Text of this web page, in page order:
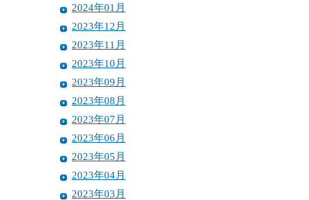
2024年01月
2023年12月
2023年11月
2023年10月
2023年09月
2023年08月
2023年07月
2023年06月
2023年05月
2023年04月
2023年03月